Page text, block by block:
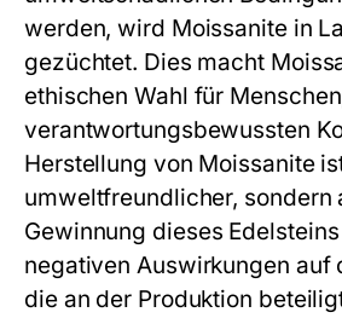
werden, wird Moissanite in
gezüchtet. Dies macht
ethischen Wahl für
verantwortungsbewussten
Herstellung von Moissanite
umweltfreundlicher, sondern
Gewinnung dieses
negativen Auswirkungen auf
die an der Produktion